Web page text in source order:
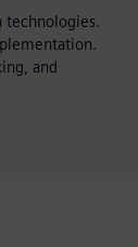
technologies.
and